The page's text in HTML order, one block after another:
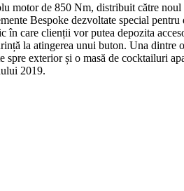
de 850 Nm, distribuit către
Bespoke dezvoltate special
care clienții vor putea depozita
la atingerea unui buton. Una
spre exterior și o masă de
2019.